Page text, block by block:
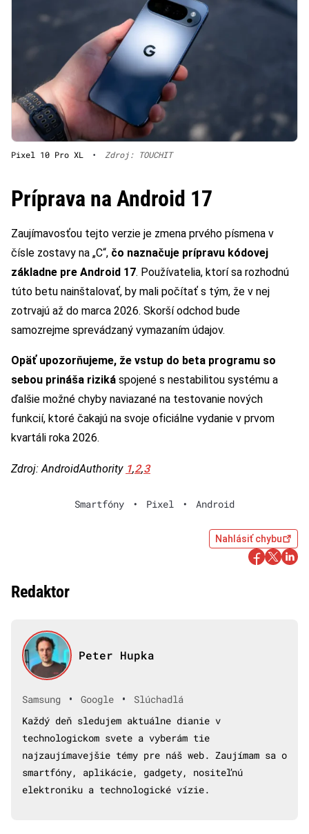
Pixel 10 Pro XL • Zdroj: TOUCHIT
Príprava na Android 17
Zaujímavosťou tejto verzie je zmena prvého písmena v
čísle zostavy na „C“, čo naznačuje prípravu kódovej
základne pre Android 17. Používatelia, ktorí sa rozhodnú
túto betu nainštalovať, by mali počítať s tým, že v nej
zotrvajú až do marca 2026. Skorší odchod bude
samozrejme sprevádzaný vymazaním údajov.
Opäť upozorňujeme, že vstup do beta programu so
sebou prináša riziká spojené s nestabilitou systému a
ďalšie možné chyby naviazané na testovanie nových
funkcií, ktoré čakajú na svoje oficiálne vydanie v prvom
kvartáli roka 2026.
Zdroj: AndroidAuthority 1,2,3
Smartfóny • Pixel • Android
Nahlásiť chybu
Redaktor
Peter Hupka
Samsung • Google •
Slúchadlá
Každý deň sledujem aktuálne dianie v
technologickom svete a vyberám tie
najzaujímavejšie témy pre náš web. Zaujímam sa o
smartfóny, aplikácie, gadgety, nositeľnú
elektroniku a technologické vízie.